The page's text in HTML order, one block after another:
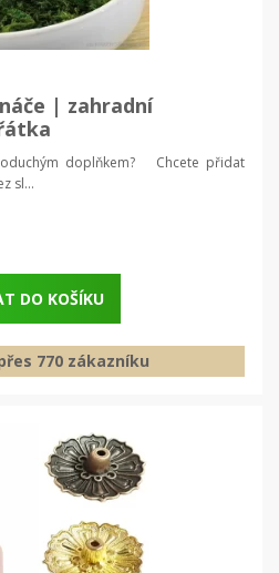
| zahradní
doplňkem? Chcete přidat
sl...
DO KOŠÍKU
770 zákazníku